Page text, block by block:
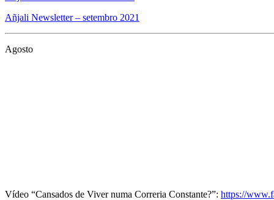
Añjali Newsletter – setembro 2021
Agosto
Vídeo “Cansados de Viver numa Correria Constante?”: https://